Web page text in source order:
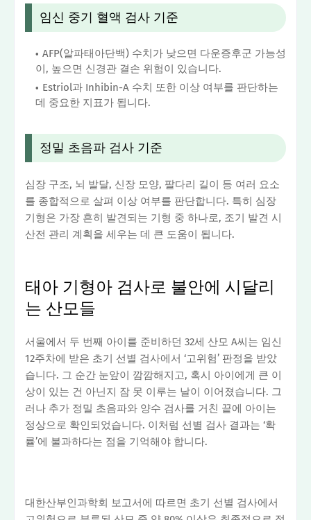
임신 중기 혈액 검사 기준
AFP(알파태아단백) 수치가 낮으면 다운증후군 가능성
이, 높으면 신경관 결손 위험이 있습니다.
Estriol과 Inhibin-A 수치 또한 이상 여부를 판단하는
데 중요한 지표가 됩니다.
정밀 초음파 검사 기준
심장 구조, 뇌 발달, 신장 모양, 팔다리 길이 등 여러 요소
를 종합적으로 살펴 이상 여부를 판단합니다. 특히 심장
기형은 가장 흔히 발견되는 기형 중 하나로, 조기 발견 시
산전 관리 계획을 세우는 데 큰 도움이 됩니다.
태아 기형아 검사로 불안에 시달리
는 산모들
서울에서 두 번째 아이를 준비하던 32세 산모 A씨는 임신
12주차에 받은 초기 선별 검사에서 ‘고위험’ 판정을 받았
습니다. 그 순간 눈앞이 깜깜해지고, 혹시 아이에게 큰 이
상이 있는 건 아닌지 잠 못 이루는 날이 이어졌습니다. 그
러나 추가 정밀 초음파와 양수 검사를 거친 끝에 아이는
정상으로 확인되었습니다. 이처럼 선별 검사 결과는 ‘확
률’에 불과하다는 점을 기억해야 합니다.
대한산부인과학회 보고서에 따르면 초기 선별 검사에서